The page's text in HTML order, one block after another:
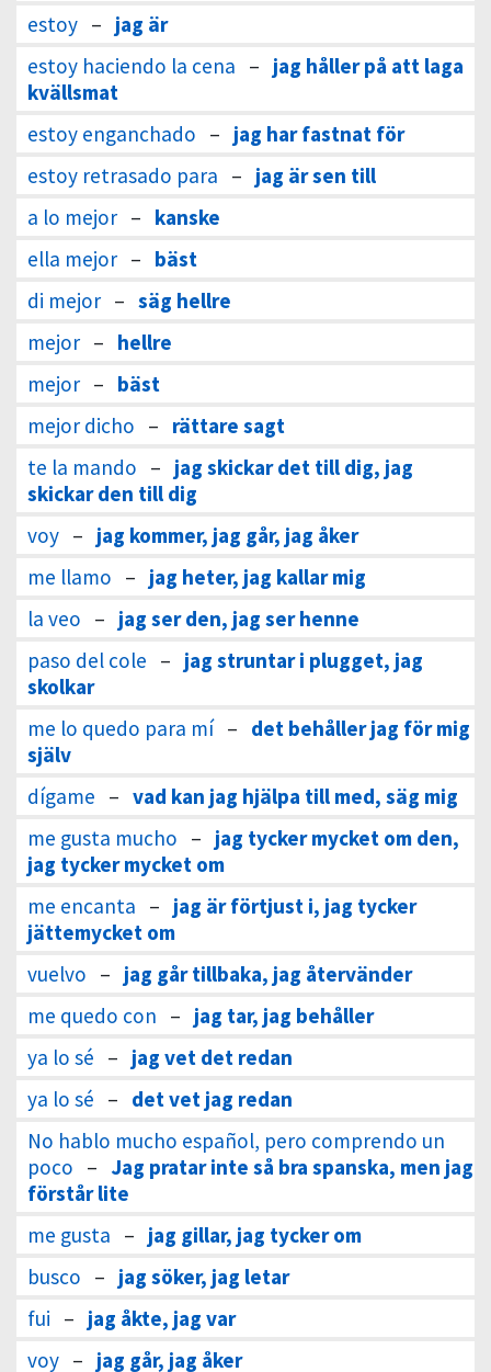
estoy – jag är
estoy haciendo la cena – jag håller på att laga
kvällsmat
estoy enganchado – jag har fastnat för
estoy retrasado para – jag är sen till
a lo mejor – kanske
ella mejor – bäst
di mejor – säg hellre
mejor – hellre
mejor – bäst
mejor dicho – rättare sagt
te la mando – jag skickar det till dig, jag
skickar den till dig
voy – jag kommer, jag går, jag åker
me llamo – jag heter, jag kallar mig
la veo – jag ser den, jag ser henne
paso del cole – jag struntar i plugget, jag
skolkar
me lo quedo para mí – det behåller jag för mig
själv
dígame – vad kan jag hjälpa till med, säg mig
me gusta mucho – jag tycker mycket om den,
jag tycker mycket om
me encanta – jag är förtjust i, jag tycker
jättemycket om
vuelvo – jag går tillbaka, jag återvänder
me quedo con – jag tar, jag behåller
ya lo sé – jag vet det redan
ya lo sé – det vet jag redan
No hablo mucho español, pero comprendo un
poco – Jag pratar inte så bra spanska, men jag
förstår lite
me gusta – jag gillar, jag tycker om
busco – jag söker, jag letar
fui – jag åkte, jag var
voy – jag går, jag åker